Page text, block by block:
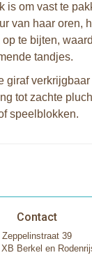
is om vast te
van haar oren,
te bijten,
tandjes.
giraf
tot zachte
speelblokken.
Contact
Zeppelinstraat 39
Berkel en